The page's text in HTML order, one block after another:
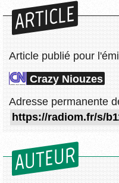
ARTICLE
Article publié pour
Crazy Niouzes
Adresse permanente
AUTEUR